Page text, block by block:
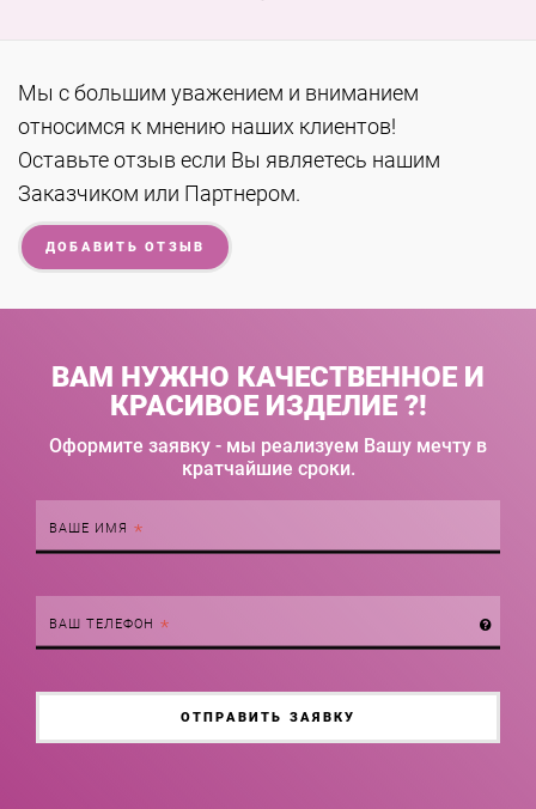
Мы с большим уважением и вниманием
относимся к мнению наших клиентов!
Оставьте отзыв если Вы являетесь нашим
Заказчиком или Партнером.
ДОБАВИТЬ ОТЗЫВ
ВАМ НУЖНО КАЧЕСТВЕННОЕ И
КРАСИВОЕ ИЗДЕЛИЕ ?!
Оформите заявку - мы реализуем Вашу мечту в
кратчайшие сроки.
ВАШЕ ИМЯ
ВАШ ТЕЛЕФОН
0XX
ОТПРАВИТЬ ЗАЯВКУ